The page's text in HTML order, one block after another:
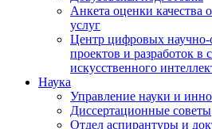
Анкета оценки качества
услуг
Центр цифровых научно-
проектов и разработок
искусственного
Наука
Управление науки и
Диссертационные советы
Отдел аспирантуры и